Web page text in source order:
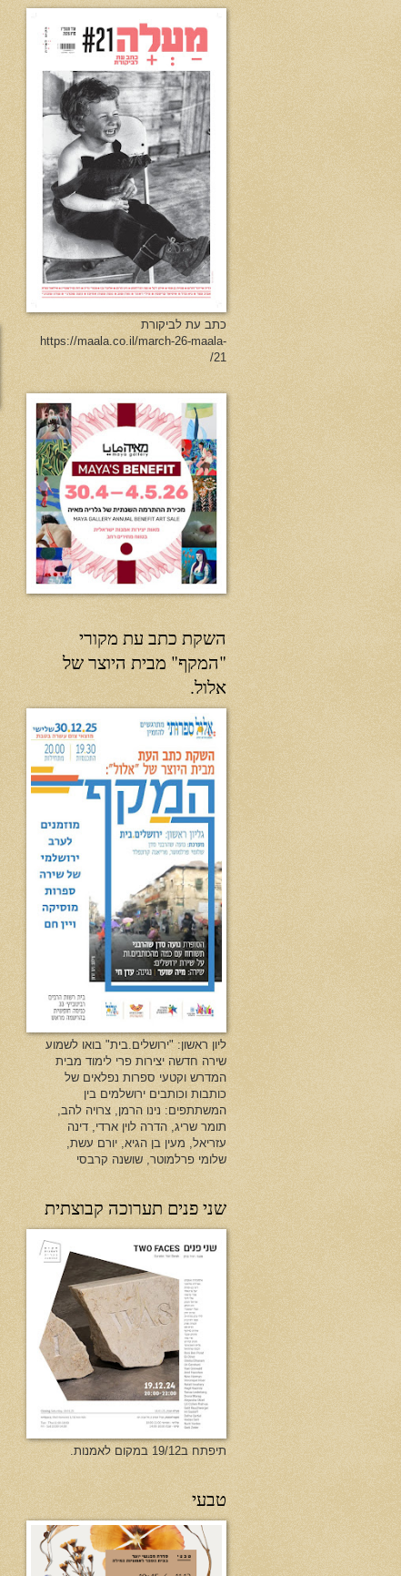
כתב עת לביקורת
https://maala.co.il/march-26-maala-
21/
השקת כתב עת מקורי
"המקף" מבית היוצר של
אלול.
ליון ראשון: "ירושלים.בית" בואו לשמוע
שירה חדשה יצירות פרי לימוד מבית
המדרש וקטעי ספרות נפלאים של
כותבות וכותבים ירושלמים בין
המשתתפים: נינו הרמן, צרויה להב,
תומר שריג, הדרה לוין ארדי, דינה
עזריאל, מעין בן הגיא, יורם עשת,
שלומי פרלמוטר, שושנה קרבסי
שני פנים תערוכה קבוצתית
תיפתח ב19/12 במקום לאמנות.
טבעי